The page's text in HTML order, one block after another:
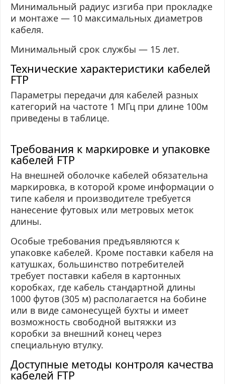
Минимальный радиус изгиба при прокладке
и монтаже — 10 максимальных диаметров
кабеля.
Минимальный срок службы — 15 лет.
Технические характеристики кабелей
FTP
Параметры передачи для кабелей разных
категорий на частоте 1 МГц при длине 100м
приведены в таблице.
Требования к маркировке и упаковке
кабелей FTP
На внешней оболочке кабелей обязательна
маркировка, в которой кроме информации о
типе кабеля и производителе требуется
нанесение футовых или метровых меток
длины.
Особые требования предъявляются к
упаковке кабелей. Кроме поставки кабеля на
катушках, большинство потребителей
требует поставки кабеля в картонных
коробках, где кабель стандартной длины
1000 футов (305 м) располагается на бобине
или в виде самонесущей бухты и имеет
возможность свободной вытяжки из
коробки за внешний конец через
специальную втулку.
Доступные методы контроля качества
кабелей FTP